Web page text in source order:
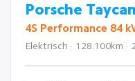
Porsche Taycan
4S Performance 84
Elektrisch · 128.100km ·